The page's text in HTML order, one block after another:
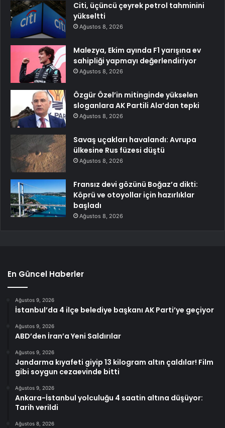
Citi, üçüncü çeyrek petrol tahminini
yükseltti
Ağustos 8, 2026
Malezya, Ekim ayında F1 yarışına ev
sahipliği yapmayı değerlendiriyor
Ağustos 8, 2026
Özgür Özel’in mitinginde yükselen
sloganlara AK Partili Ala’dan tepki
Ağustos 8, 2026
Savaş uçakları havalandı: Avrupa
ülkesine Rus füzesi düştü
Ağustos 8, 2026
Fransız devi gözünü Boğaz’a dikti:
Köprü ve otoyollar için hazırlıklar
başladı
Ağustos 8, 2026
En Güncel Haberler
Ağustos 9, 2026
İstanbul’da 4 ilçe belediye başkanı AK Parti’ye geçiyor
Ağustos 9, 2026
ABD’den İran’a Yeni Saldırılar
Ağustos 9, 2026
Jandarma kıyafeti giyip 13 kilogram altın çaldılar! Film
gibi soygun cezaevinde bitti
Ağustos 9, 2026
Ankara-İstanbul yolculuğu 4 saatin altına düşüyor:
Tarih verildi
Ağustos 8, 2026